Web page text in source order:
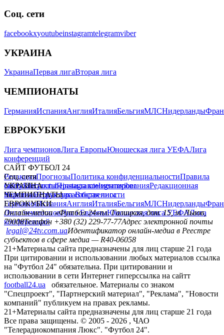
Соц. сети
facebookxyoutubeinstagramtelegramviber
УКРАИНА
УкраинаПервая лигаВторая лига
ЧЕМПИОНАТЫ
ГерманияИспанияАнглияИталияБельгияМЛСНидерланды
ЕВРОКУБКИ
Лига чемпионовЛига ЕвропыЮношеская лига УЕФАЛига
конференций
САЙТ ФУТБОЛ 24
РедакцияПрогнозыПолитика конфиденциальностиПравила
сайтуКонтактыПравила комментированияРедакционная
политикаСтруктура собственности
Соц. сети
facebookxyoutubeinstagramtelegramviber
УКРАИНА
УкраинаПервая лигаВторая лига
ЧЕМПИОНАТЫ
ГерманияИспанияАнглияИталияБельгияМЛСНидерланды
ЕВРОКУБКИ
Лига чемпионовЛига ЕвропыЮношеская лига УЕФАЛига
конференций
Онлайн-медиа «Футбол 24»пл. Галицкая, дом. 15, м. Львов,
79008Телефон +380 (32) 229-77-77Адрес электронной почты
legal@24tv.com.uaИдентификатор онлайн-медиа в Реестре
субъектов в сфере медиа — R40-06058
21+Материалы сайта предназначены для лиц старше 21 года
При цитировании и использовании любых материалов ссылка
на "Футбол 24" обязательна. При цитировании и
использовании в сети Интернет гиперссылка на сайтт
football24.ua
обязательное. Материалы со знаком
"Спецпроект", "Партнерский материал", "Реклама", "Новости
компаний" публикуем на правах рекламы.
21+Материалы сайта предназначены для лиц старше 21 года
Все права защищены. © 2005 - 2026 , ЧАО
"Телерадиокомпания Люкс". "Футбол 24".